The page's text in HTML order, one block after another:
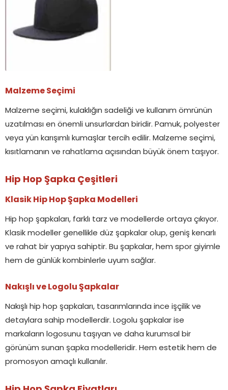
Malzeme Seçimi
Malzeme seçimi, kulaklığın sadeliği ve kullanım ömrünün
uzatılması en önemli unsurlardan biridir. Pamuk, polyester
veya yün karışımlı kumaşlar tercih edilir. Malzeme seçimi,
kısıtlamanın ve rahatlama açısından büyük önem taşıyor.
Hip Hop Şapka Çeşitleri
Klasik Hip Hop Şapka Modelleri
Hip hop şapkaları, farklı tarz ve modellerde ortaya çıkıyor.
Klasik modeller genellikle düz şapkalar olup, geniş kenarlı
ve rahat bir yapıya sahiptir. Bu şapkalar, hem spor giyimle
hem de günlük kombinlerle uyum sağlar.
Nakışlı ve Logolu Şapkalar
Nakışlı hip hop şapkaları, tasarımlarında ince işçilik ve
detaylara sahip modellerdir. Logolu şapkalar ise
markaların logosunu taşıyan ve daha kurumsal bir
görünüm sunan şapka modelleridir. Hem estetik hem de
promosyon amaçlı kullanılır.